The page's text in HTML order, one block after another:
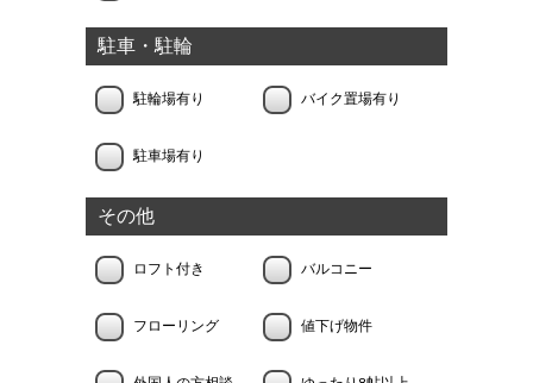
駐車・駐輪
駐輪場有り バイク置場有り
駐車場有り
その他
ロフト付き バルコニー
フローリング 値下げ物件